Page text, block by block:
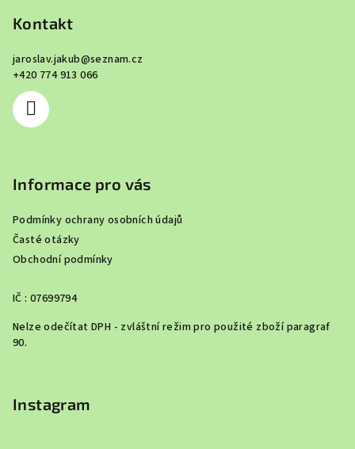
Kontakt
jaroslav.jakub@seznam.cz
+420 774 913 066
Informace pro vás
Podmínky ochrany osobních údajů
Časté otázky
Obchodní podmínky
IČ : 07699794
Nelze odečítat DPH - zvláštní režim pro použité zboží paragraf
90.
Instagram